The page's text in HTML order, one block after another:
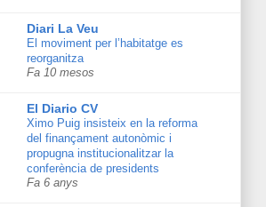
Diari La Veu
El moviment per l’habitatge es
reorganitza
Fa 10 mesos
El Diario CV
Ximo Puig insisteix en la reforma
del finançament autonòmic i
propugna institucionalitzar la
conferència de presidents
Fa 6 anys